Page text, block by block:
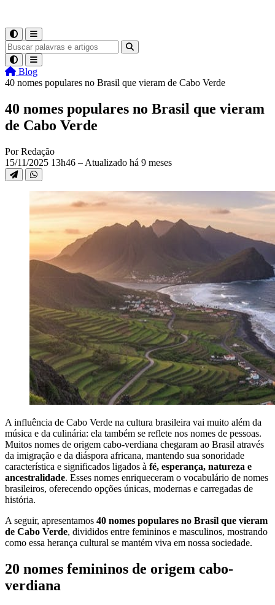
Blog
40 nomes populares no Brasil que vieram de Cabo Verde
40 nomes populares no Brasil que vieram
de Cabo Verde
Por Redação
15/11/2025 13h46 – Atualizado há 9 meses
A influência de Cabo Verde na cultura brasileira vai muito além da
música e da culinária: ela também se reflete nos nomes de pessoas.
Muitos nomes de origem cabo-verdiana chegaram ao Brasil através
da imigração e da diáspora africana, mantendo sua sonoridade
característica e significados ligados à fé, esperança, natureza e
ancestralidade. Esses nomes enriqueceram o vocabulário de nomes
brasileiros, oferecendo opções únicas, modernas e carregadas de
história.
A seguir, apresentamos 40 nomes populares no Brasil que vieram
de Cabo Verde, divididos entre femininos e masculinos, mostrando
como essa herança cultural se mantém viva em nossa sociedade.
20 nomes femininos de origem cabo-
verdiana